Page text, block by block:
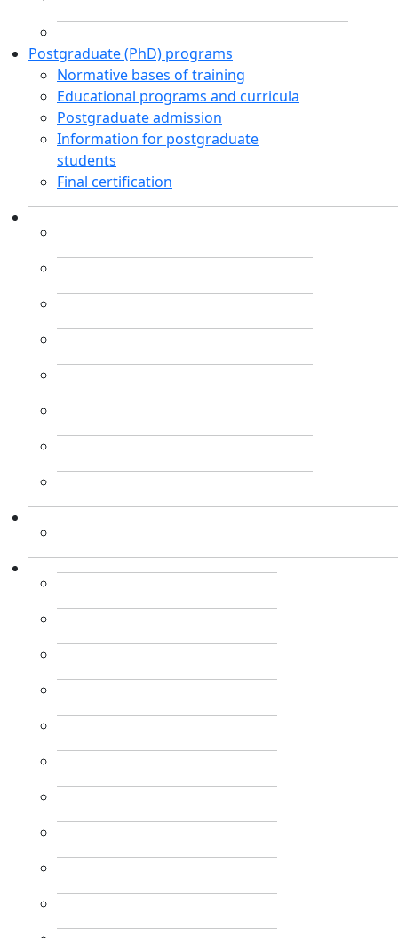
Postgraduate (PhD) programs
Normative bases of training
Educational programs and curricula
Postgraduate admission
Information for postgraduate
students
Final certification